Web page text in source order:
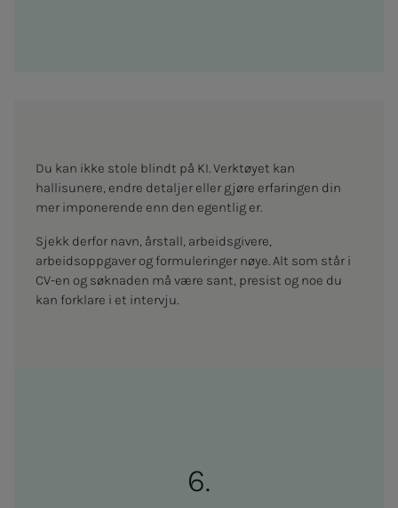
Du kan ikke stole blindt på KI. Verktøyet kan
hallisunere, endre detaljer eller gjøre erfaringen din
mer imponerende enn den egentlig er.
Sjekk derfor navn, årstall, arbeidsgivere,
arbeidsoppgaver og formuleringer nøye. Alt som står i
CV-en og søknaden må være sant, presist og noe du
kan forklare i et intervju.